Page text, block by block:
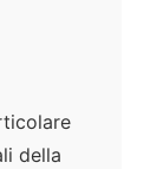
della